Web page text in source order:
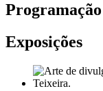
Programação
Exposições